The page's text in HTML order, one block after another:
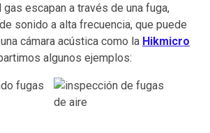
gas escapan a través de una fuga,
sonido a alta frecuencia, que puede
cámara acústica como la Hikmicro
algunos ejemplos: